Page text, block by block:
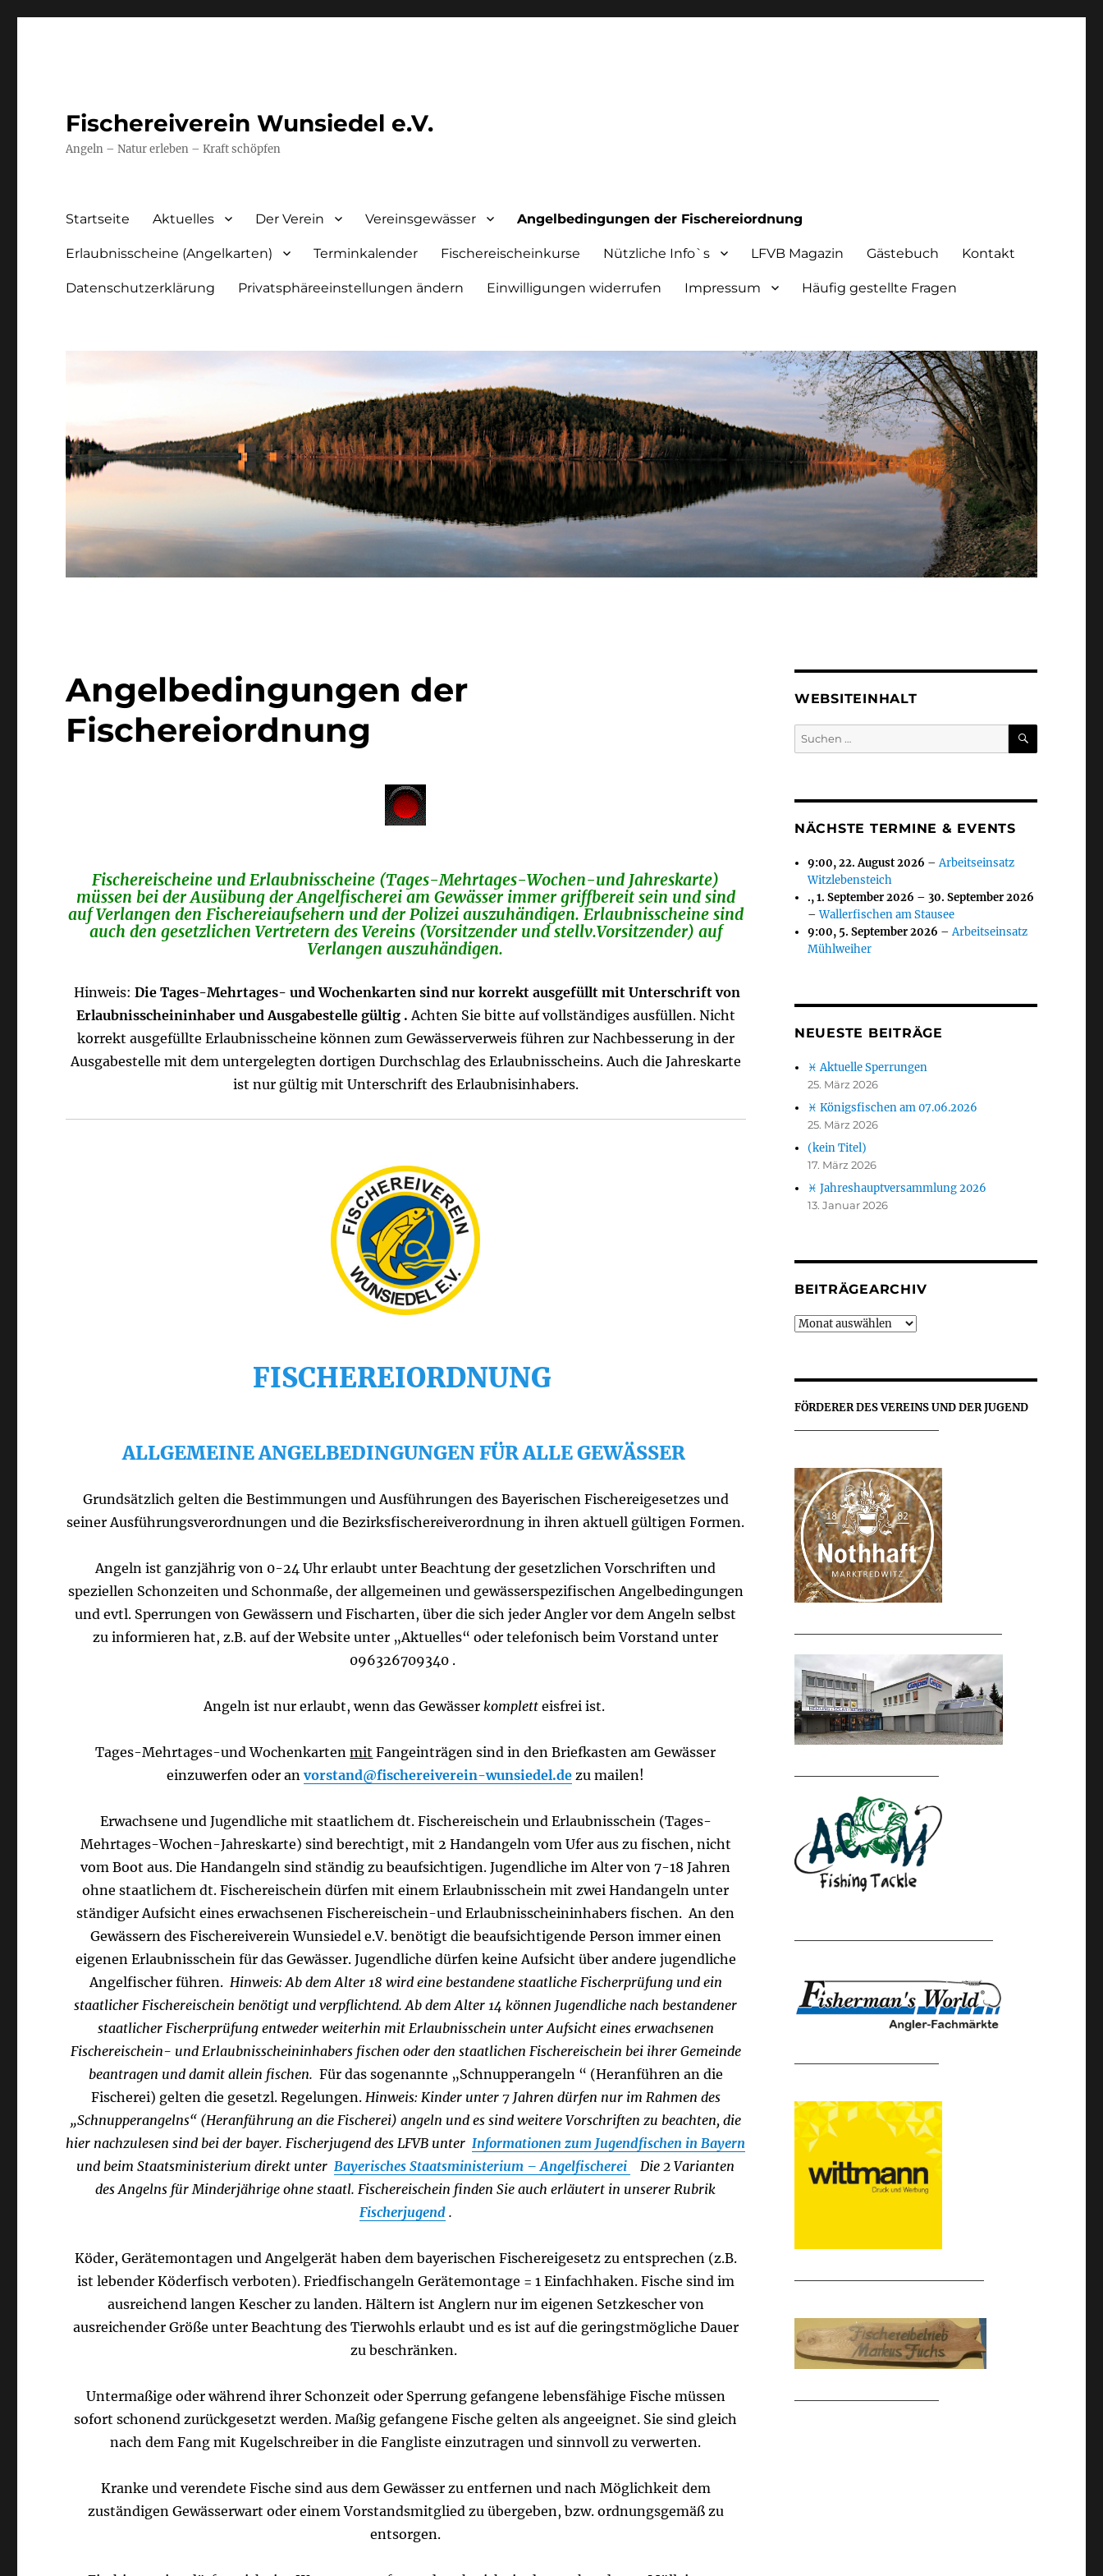
Fischereiverein Wunsiedel e.V.
Angeln – Natur erleben – Kraft schöpfen
Startseite Aktuelles Der Verein Vereinsgewässer Angelbedingungen der Fischereiordnung
Erlaubnisscheine (Angelkarten) Terminkalender Fischereischeinkurse Nützliche Info`s LFVB Magazin Gästebuch Kontakt
Datenschutzerklärung Privatsphäreeinstellungen ändern Einwilligungen widerrufen Impressum Häufig gestellte Fragen
Angelbedingungen der
Fischereiordnung
Fischereischeine und Erlaubnisscheine (Tages-Mehrtages-Wochen-und Jahreskarte)
müssen bei der Ausübung der Angelfischerei am Gewässer immer griffbereit sein und sind
auf Verlangen den Fischereiaufsehern und der Polizei auszuhändigen. Erlaubnisscheine sind
auch den gesetzlichen Vertretern des Vereins (Vorsitzender und stellv.Vorsitzender) auf
Verlangen auszuhändigen.
Hinweis:Die Tages-Mehrtages- und Wochenkarten sind nur korrekt ausgefüllt mit Unterschrift von
Erlaubnisscheininhaber und Ausgabestelle gültig .Achten Sie bitte auf vollständiges ausfüllen. Nicht
korrekt ausgefüllte Erlaubnisscheine können zum Gewässerverweis führen zur Nachbesserung in der
Ausgabestelle mit dem untergelegten dortigen Durchschlag des Erlaubnisscheins. Auch die Jahreskarte
ist nur gültig mit Unterschrift des Erlaubnisinhabers.
FISCHEREIORDNUNG
ALLGEMEINE ANGELBEDINGUNGEN FÜR ALLE GEWÄSSER
Grundsätzlich gelten die Bestimmungen und Ausführungen des Bayerischen Fischereigesetzes und
seiner Ausführungsverordnungen und die Bezirksfischereiverordnung in ihren aktuell gültigen Formen.
Angeln ist ganzjährig von 0-24 Uhr erlaubt unter Beachtung der gesetzlichen Vorschriften und
speziellen Schonzeiten und Schonmaße, der allgemeinen und gewässerspezifischen Angelbedingungen
und evtl. Sperrungen von Gewässern und Fischarten, über die sich jeder Angler vor dem Angeln selbst
zu informieren hat, z.B. auf der Website unter „Aktuelles“ oder telefonisch beim Vorstand unter
096326709340 .
Angeln ist nur erlaubt, wenn das Gewässer komplett eisfrei ist.
Tages-Mehrtages-und Wochenkartenmit Fangeinträgen sind in den Briefkasten am Gewässer
einzuwerfen oder anvorstand@fischereiverein-wunsiedel.de zu mailen!
Erwachsene und Jugendliche mit staatlichem dt. Fischereischein und Erlaubnisschein (Tages-
Mehrtages-Wochen-Jahreskarte) sind berechtigt, mit 2 Handangeln vom Ufer aus zu fischen, nicht
vom Boot aus. Die Handangeln sind ständig zu beaufsichtigen. Jugendliche im Alter von 7-18 Jahren
ohne staatlichem dt. Fischereischein dürfen mit einem Erlaubnisschein mit zwei Handangeln unter
ständiger Aufsicht eines erwachsenen Fischereischein-und Erlaubnisscheininhabers fischen. An den
Gewässern des Fischereiverein Wunsiedel e.V. benötigt die beaufsichtigende Person immer einen
eigenen Erlaubnisschein für das Gewässer. Jugendliche dürfen keine Aufsicht über andere jugendliche
Angelfischer führen. Hinweis: Ab dem Alter 18 wird eine bestandene staatliche Fischerprüfung und ein
staatlicher Fischereischein benötigt und verpflichtend. Ab dem Alter 14 können Jugendliche nach bestandener
staatlicher Fischerprüfung entweder weiterhin mit Erlaubnisschein unter Aufsicht eines erwachsenen
Fischereischein- und Erlaubnisscheininhabers fischen oder den staatlichen Fischereischein bei ihrer Gemeinde
beantragen und damit allein fischen. Für das sogenannte „Schnupperangeln “ (Heranführen an die
Fischerei) gelten die gesetzl. Regelungen. Hinweis: Kinder unter 7 Jahren dürfen nur im Rahmen des
„Schnupperangelns“ (Heranführung an die Fischerei) angeln und es sind weitere Vorschriften zu beachten, die
hier nachzulesen sind bei der bayer. Fischerjugend des LFVB unterInformationen zum Jugendfischen in Bayern
und beim Staatsministerium direkt unter Bayerisches Staatsministerium – Angelfischerei
Die 2 Varianten
des Angelns für Minderjährige ohne staatl. Fischereischein finden Sie auch erläutert in unserer Rubrik
Fischerjugend.
Köder, Gerätemontagen und Angelgerät haben dem bayerischen Fischereigesetz zu entsprechen (z.B.
ist lebender Köderfisch verboten). Friedfischangeln Gerätemontage = 1 Einfachhaken. Fische sind im
ausreichend langen Kescher zu landen. Hältern ist Anglern nur im eigenen Setzkescher von
ausreichender Größe unter Beachtung des Tierwohls erlaubt und es ist auf die geringstmögliche Dauer
zu beschränken.
Untermaßige oder während ihrer Schonzeit oder Sperrung gefangene lebensfähige Fische müssen
sofort schonend zurückgesetzt werden. Maßig gefangene Fische gelten als angeeignet. Sie sind gleich
nach dem Fang mit Kugelschreiber in die Fangliste einzutragen und sinnvoll zu verwerten.
Kranke und verendete Fische sind aus dem Gewässer zu entfernen und nach Möglichkeit dem
zuständigen Gewässerwart oder einem Vorstandsmitglied zu übergeben, bzw. ordnungsgemäß zu
entsorgen.
WEBSITEINHALT
Suchen
nach:
SUCHEN
NÄCHSTE TERMINE & EVENTS
9:00,22. August 2026 –Arbeitseinsatz
Witzlebensteich
.,1. September 2026 – 30. September 2026
–Wallerfischen am Stausee
9:00, 5. September 2026 –Arbeitseinsatz
Mühlweiher
NEUESTE BEITRÄGE
♓ Aktuelle Sperrungen
25. März 2026
♓ Königsfischen am 07.06.2026
25. März 2026
(kein Titel)
17. März 2026
♓ Jahreshauptversammlung 2026
13. Januar 2026
BEITRÄGEARCHIV
Beiträgearchiv
FÖRDERER DES VEREINS UND DER JUGEND